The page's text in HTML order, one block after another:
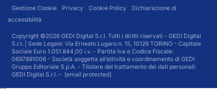
Gestione Cookie Privacy Cookie Policy
Dichiarazione di
accessibilità
Copyright ©2026 GEDI Digital S.r.l. Tutti i diritti riservati - GEDI Digital
S.r.l. | Sede Legale: Via Ernesto Lugaro n. 15, 10126 TORINO - Capitale
Sociale Euro 1.051.844,00 i.v. - Partita Iva e Codice Fiscale:
0697891006 - Società soggetta all’attività e coordinamento di GEDI
Gruppo Editoriale S.p.A. - Titolare del trattamento dei dati personali:
GEDI Digital S.r.l. – [email protected]